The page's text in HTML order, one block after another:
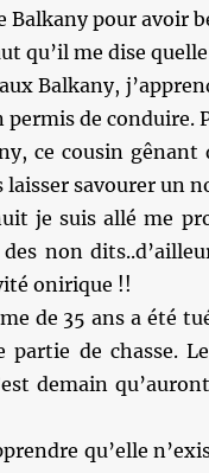
Balkany pour avoir
qu’il me dise
Balkany,
permis de conduire.
ce cousin
laisser savourer un
je suis allé me
non
onirique !!
de 35 ans a été
partie de chasse.
demain
qu’elle